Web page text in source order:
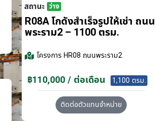
สถานะ ว่าง
R08A โกดังสำเร็จรูปให้เช่า ถนน
พระราม2 – 1100 ตรม.
โครงการHR08 ถนนพระราม2
฿110,000 / ต่อเดือน 1,100 ตรม.
ติดต่อตัวแทนจำหน่าย